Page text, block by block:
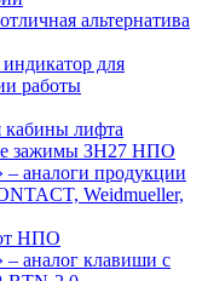
альтернатива
для
работы
кабины лифта
зажимы ЗН27 НПО
– аналоги продукции
Weidmueller,
НПО
– аналог клавиши с